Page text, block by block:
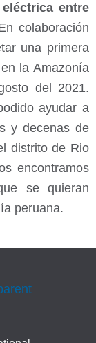
entre
colaboración
una primera
la Amazonía
del 2021.
ayudar a
y decenas de
distrito de Rio
encontramos
se quieran
peruana.